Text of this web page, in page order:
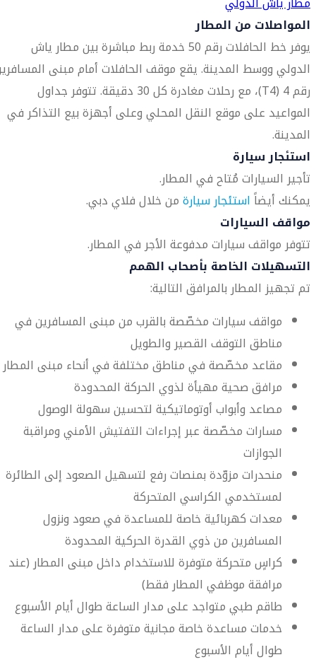
المواصلات من المطار
يوفر خط الحافلات رقم 50 خدمة ربط مباشرة بين مطار ياش
الدولي ووسط المدينة. يقع موقف الحافلات أمام مبنى
رقم 4 (T4)، مع رحلات مغادرة كل 30 دقيقة. تتوفر جداول
المواعيد على موقع النقل المحلي وعلى أجهزة بيع التذاكر في
المدينة.
استئجار سيارة
تأجير السيارات مُتاح في المطار.
يمكنك أيضاًاستئجار سيارةمن خلال فلاي دبي.
مواقف السيارات
تتوفر مواقف سيارات مدفوعة الأجر في المطار.
التسهيلات الخاصة بأصحاب الهمم
تم تجهيز المطار بالمرافق التالية:
مواقف سيارات مخصّصة بالقرب من مبنى المسافرين في
مناطق التوقف القصير والطويل
مقاعد مخصّصة في مناطق مختلفة في أنحاء مبنى المطار
مرافق صحية مهيأة لذوي الحركة المحدودة
مصاعد وأبواب أوتوماتيكية لتحسين سهولة الوصول
مسارات مخصّصة عبر إجراءات التفتيش الأمني ومراقبة
الجوازات
منحدرات مزوّدة بمنصات رفع لتسهيل الصعود إلى الطائرة
لمستخدمي الكراسي المتحركة
معدات كهربائية خاصة للمساعدة في صعود ونزول
المسافرين من ذوي القدرة الحركية المحدودة
كراسٍ متحركة متوفرة للاستخدام داخل مبنى المطار (عند
مرافقة موظفي المطار فقط)
طاقم طبي متواجد على مدار الساعة طوال أيام الأسبوع
خدمات مساعدة خاصة مجانية متوفرة على مدار الساعة
طوال أيام الأسبوع